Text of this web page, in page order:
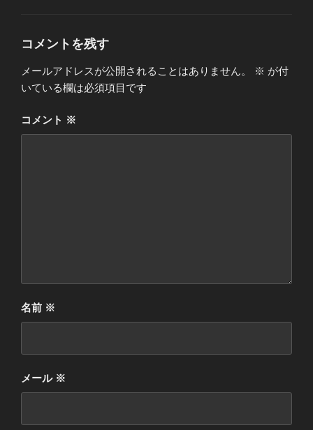
コメントを残す
メールアドレスが公開されることはありません。 ※ が付
いている欄は必須項目です
コメント ※
名前 ※
メール ※